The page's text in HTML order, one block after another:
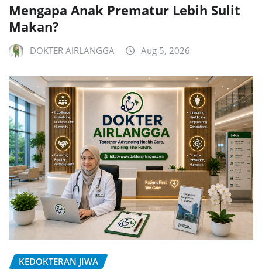
Mengapa Anak Prematur Lebih Sulit
Makan?
DOKTER AIRLANGGA Aug 5, 2026
KEDOKTERAN JIWA